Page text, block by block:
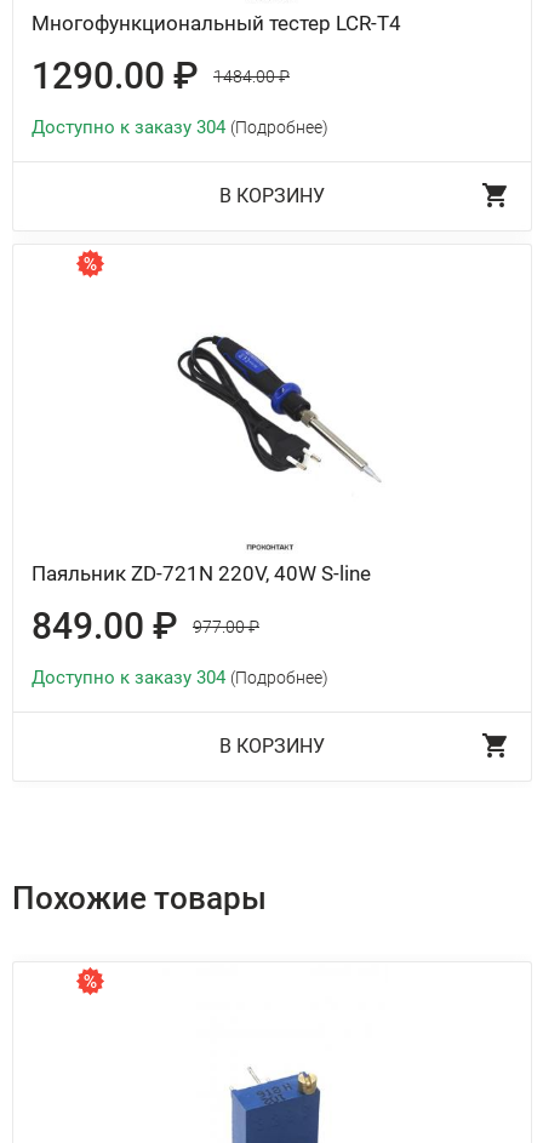
Многофункциональный тестер LCR-T4
1290.00 ₽ 1484.00 ₽
Доступно к заказу 304 (Подробнее)
В КОРЗИНУ
Паяльник ZD-721N 220V, 40W S-line
849.00 ₽ 977.00 ₽
Доступно к заказу 304 (Подробнее)
В КОРЗИНУ
Похожие товары